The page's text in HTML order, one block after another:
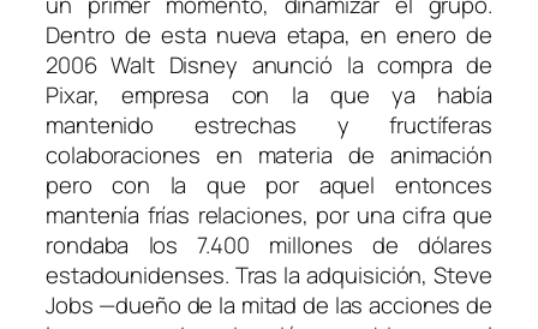
Dentro de esta nueva etapa, en enero de
2006 Walt Disney anunció la compra de
Pixar, empresa con la que ya había
mantenido estrechas y fructíferas
colaboraciones en materia de animación
pero con la que por aquel entonces
mantenía frías relaciones, por una cifra que
rondaba los 7.400 millones de dólares
estadounidenses. Tras la adquisición, Steve
Jobs —dueño de la mitad de las acciones de